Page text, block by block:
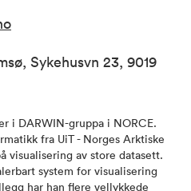
Sykehusvn 23, 9019
i DARWIN-gruppa i NORCE.
fra UiT - Norges Arktiske
visualisering av store datasett.
system for visualisering
har han flere vellykkede